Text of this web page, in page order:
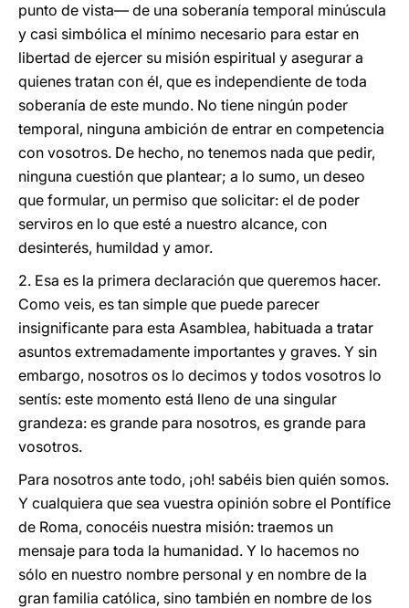
punto de vista— de una soberanía temporal minúscula
y casi simbólica el mínimo necesario para estar en
libertad de ejercer su misión espiritual y asegurar a
quienes tratan con él, que es independiente de toda
soberanía de este mundo. No tiene ningún poder
temporal, ninguna ambición de entrar en competencia
con vosotros. De hecho, no tenemos nada que pedir,
ninguna cuestión que plantear; a lo sumo, un deseo
que formular, un permiso que solicitar: el de poder
serviros en lo que esté a nuestro alcance, con
desinterés, humildad y amor.
2. Esa es la primera declaración que queremos hacer.
Como veis, es tan simple que puede parecer
insignificante para esta Asamblea, habituada a tratar
asuntos extremadamente importantes y graves. Y sin
embargo, nosotros os lo decimos y todos vosotros lo
sentís: este momento está lleno de una singular
grandeza: es grande para nosotros, es grande para
vosotros.
Para nosotros ante todo, ¡oh! sabéis bien quién somos.
Y cualquiera que sea vuestra opinión sobre el Pontífice
de Roma, conocéis nuestra misión: traemos un
mensaje para toda la humanidad. Y lo hacemos no
sólo en nuestro nombre personal y en nombre de la
gran familia católica, sino también en nombre de los